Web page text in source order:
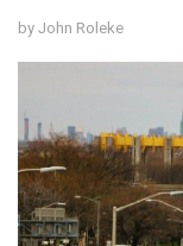
by John Roleke